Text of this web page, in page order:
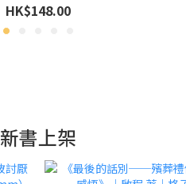
HK$148.00
新書上架